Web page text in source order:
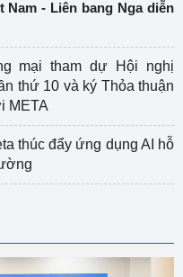
- Liên bang Nga diễn
mại tham dự Hội nghị
thứ 10 và ký Thỏa thuận
META
thúc đẩy ứng dụng AI hỗ